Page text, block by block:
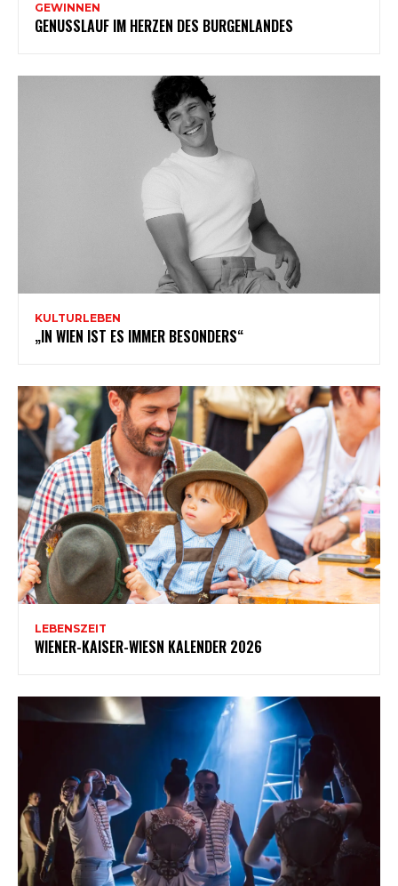
GEWINNEN
GENUSSLAUF IM HERZEN DES BURGENLANDES
KULTURLEBEN
„IN WIEN IST ES IMMER BESONDERS“
LEBENSZEIT
WIENER-KAISER-WIESN KALENDER 2026